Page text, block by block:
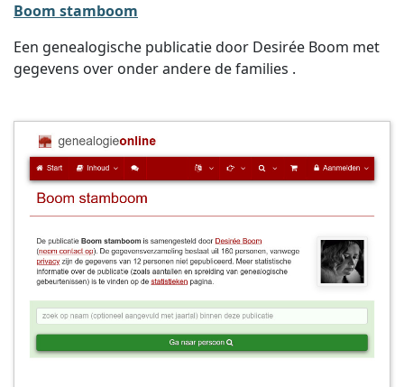
Boom stamboom
Een genealogische publicatie door Desirée Boom met
gegevens over onder andere de families .